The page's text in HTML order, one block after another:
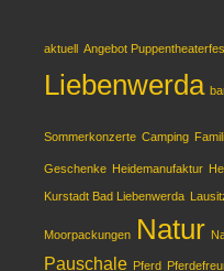
aktuell Angebot
Liebenwerda
Sommerkonzerte Camping
Geschenke Heidemanufaktur
Kurstadt Bad Liebenwerda
Moorpackungen Natur
Pauschale Pferd